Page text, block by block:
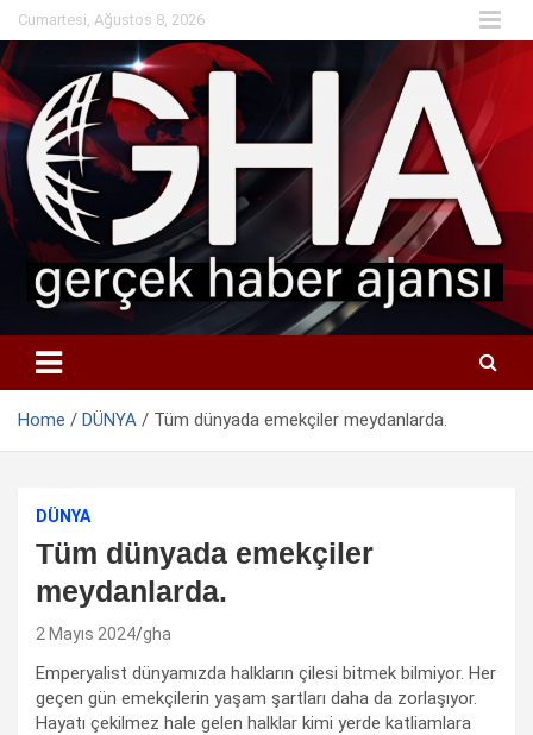
Skip
to
content
Cumartesi, Ağustos 8, 2026
Home DÜNYA Tüm dünyada emekçiler meydanlarda.
DÜNYA
Tüm dünyada emekçiler
meydanlarda.
2 Mayıs 2024 gha
Emperyalist dünyamızda halkların çilesi bitmek bilmiyor. Her
geçen gün emekçilerin yaşam şartları daha da zorlaşıyor.
Hayatı çekilmez hale gelen halklar kimi yerde katliamlara